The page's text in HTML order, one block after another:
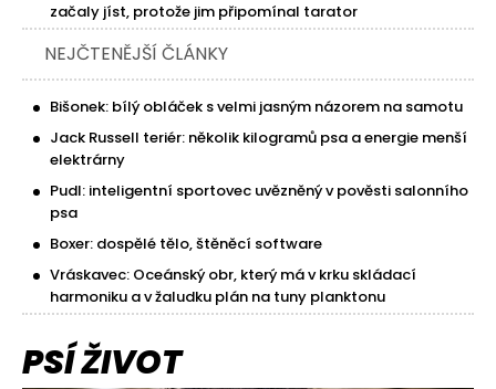
začaly jíst, protože jim připomínal tarator
NEJČTENĚJŠÍ ČLÁNKY
Bišonek: bílý obláček s velmi jasným názorem na samotu
Jack Russell teriér: několik kilogramů psa a energie menší
elektrárny
Pudl: inteligentní sportovec uvězněný v pověsti salonního
psa
Boxer: dospělé tělo, štěněcí software
Vráskavec: Oceánský obr, který má v krku skládací
harmoniku a v žaludku plán na tuny planktonu
PSÍ ŽIVOT